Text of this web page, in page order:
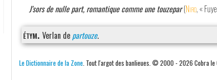
J'sors de nulle part, romantique comme une touzepar (Niro, «
étym. Verlan de partouze.
Le Dictionnaire de la Zone. Tout l'argot des banlieues. © 2000 - 2026 Cobra le